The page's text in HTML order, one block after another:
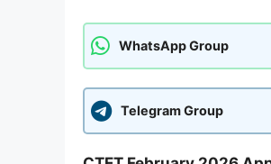
WhatsApp Group
Telegram Group